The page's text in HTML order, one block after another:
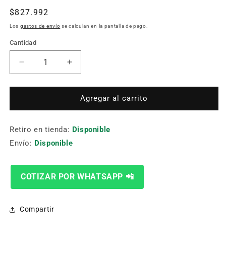
Precio
habitual
$827.992
Los gastos de envío se calculan en la pantalla de pago.
Cantidad
Cantidad
Reducir
cantidad
para
DE
CONO
MORSE5
#4
24040H-
Aumentar
cantidad
para
CUERPO
DE
CONO
MORSE5
#4
24040H-
Agregar al carrito
Retiro en tienda: Disponible
Envío: Disponible
COTIZAR POR WHATSAPP 📲
Compartir